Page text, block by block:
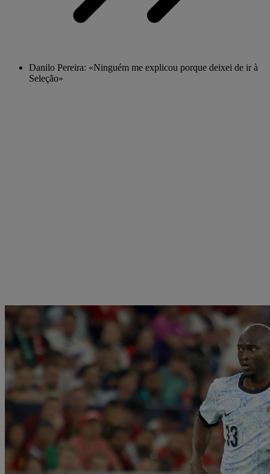
Danilo Pereira: «Ninguém me explicou porque deixei de ir à
Seleção»